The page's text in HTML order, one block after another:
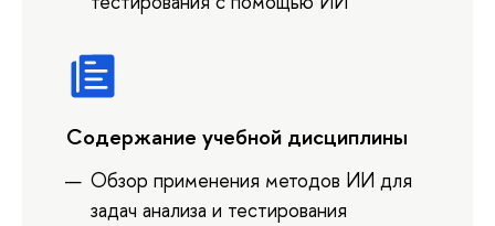
Содержание учебной дисциплины
Обзор применения методов ИИ для
задач анализа и тестирования